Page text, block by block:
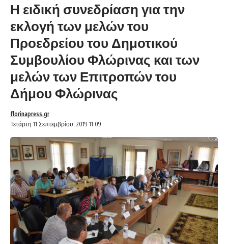
Η ειδική συνεδρίαση για την
εκλογή των μελών του
Προεδρείου του Δημοτικού
Συμβουλίου Φλώρινας και των
μελών των Επιτροπών του
Δήμου Φλώρινας
Τετάρτη 11 Σεπτεμβρίου, 2019 11:09
florinapress.gr